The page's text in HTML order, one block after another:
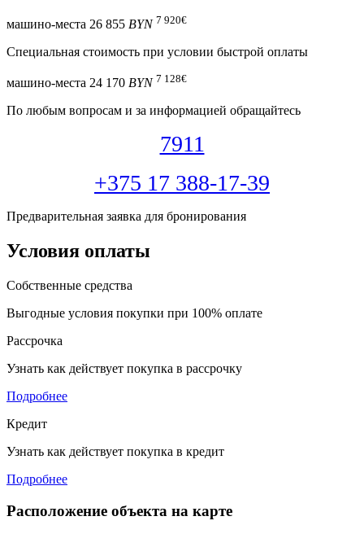
машино-места 26 855 BYN 7 920€
Специальная cтоимость при условии быстрой оплаты
машино-места 24 170 BYN 7 128€
По любым вопросам и за информацией обращайтесь
7911
+375 17 388-17-39
Предварительная заявка для бронирования
Условия оплаты
Собственные средства
Выгодные условия покупки при 100% оплате
Рассрочка
Узнать как действует покупка в рассрочку
Подробнее
Кредит
Узнать как действует покупка в кредит
Подробнее
Расположение объекта на карте